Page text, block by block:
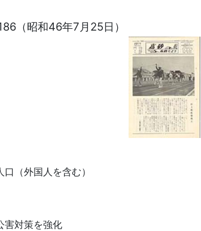
（昭和46年7月25日）
（外国人を含む）
対策を強化